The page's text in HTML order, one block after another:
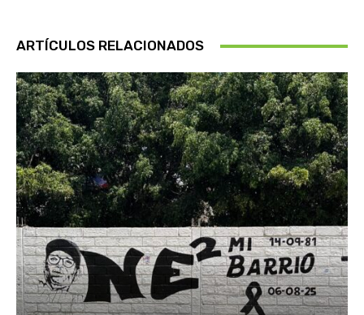
ARTÍCULOS RELACIONADOS